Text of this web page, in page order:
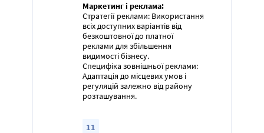
Маркетинг і реклама:
Стратегії реклами: Використання
всіх доступних варіантів від
безкоштовної до платної
реклами для збільшення
видимості бізнесу.
Специфіка зовнішньої реклами:
Адаптація до місцевих умов і
регуляцій залежно від району
розташування.
11